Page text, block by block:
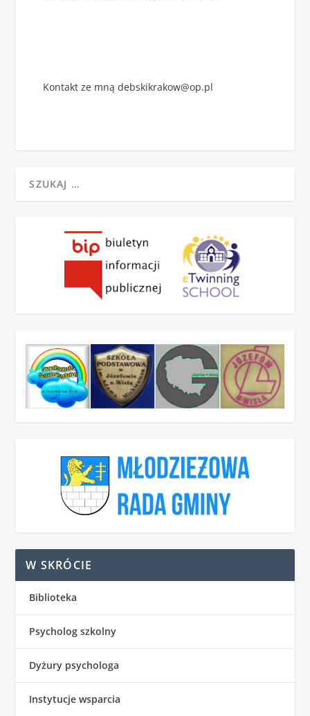
Kontakt ze mną debskikrakow@op.pl
W SKRÓCIE
Biblioteka
Psycholog szkolny
Dyżury psychologa
Instytucje wsparcia